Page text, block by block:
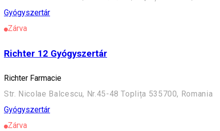
Gyógyszertár
Zárva
Richter 12 Gyógyszertár
Richter Farmacie
Str. Nicolae Balcescu, Nr.45-48 Toplița 535700, Romania
Gyógyszertár
Zárva